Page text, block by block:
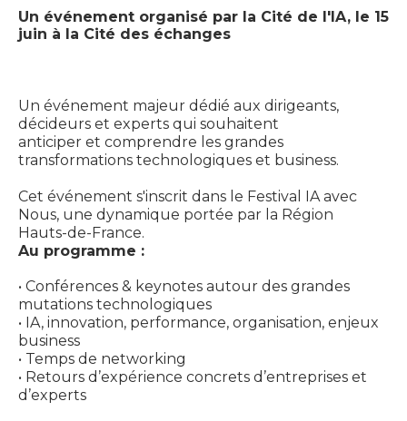
Un événement organisé par la Cité de l'IA, le 15
juin à la Cité des échanges
Un événement majeur dédié aux dirigeants,
décideurs et experts qui souhaitent
anticiper et comprendre les grandes
transformations technologiques et business.
Cet événement s'inscrit dans le Festival IA avec
Nous, une dynamique portée par la Région
Hauts-de-France.
Au programme :
• Conférences & keynotes autour des grandes
mutations technologiques
• IA, innovation, performance, organisation, enjeux
business
• Temps de networking
• Retours d’expérience concrets d’entreprises et
d’experts